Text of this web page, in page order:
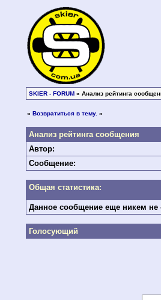
SKIER - FORUM» Анализ рейтинга
« Возвратиться в тему. »
Анализ рейтинга сообщения
Автор:
Сообщение:
Общая статистика:
Данное сообщение еще никем не
Голосующий